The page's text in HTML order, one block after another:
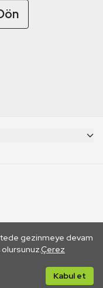
gezinmeye devam
olursunuz.Çerez
Kabul et
yoluyla gidilen dış